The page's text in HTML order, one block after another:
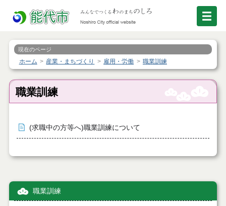
現在のページ
ホーム 産業・まちづくり 雇用・労働 職業訓練
職業訓練
(求職中の方等へ)職業訓練について
職業訓練